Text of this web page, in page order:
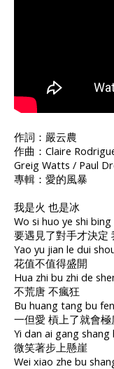
作詞：嚴云農
作曲：Claire
Greig Watts / Paul
專輯：愛的風暴
我是火 也是冰
Wo si huo ye shi bing
要遇見了對手才決定
Yao yu jian le dui
花值不值得盛開
Hua zhi bu zhi de
不荒唐 不瘋狂
Bu huang tang bu
一但愛 槓上了就會極
Yi dan ai gang
微笑著步上懸崖
Wei xiao zhe bu